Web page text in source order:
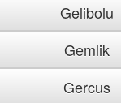
Gelibolu
Gemlik
Gercus